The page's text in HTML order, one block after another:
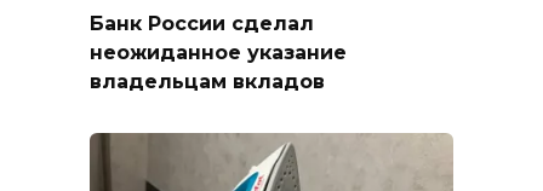
Банк России сделал
неожиданное указание
владельцам вкладов